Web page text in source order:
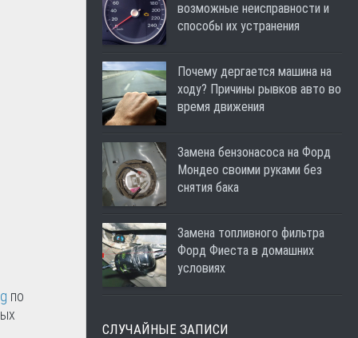
по
возможные неисправности и
способы их устранения
Почему дергается машина на
ходу? Причины рывков авто во
время движения
Замена бензонасоса на Форд
Мондео своими руками без
снятия бака
Замена топливного фильтра
Форд Фиеста в домашних
условиях
СЛУЧАЙНЫЕ ЗАПИСИ